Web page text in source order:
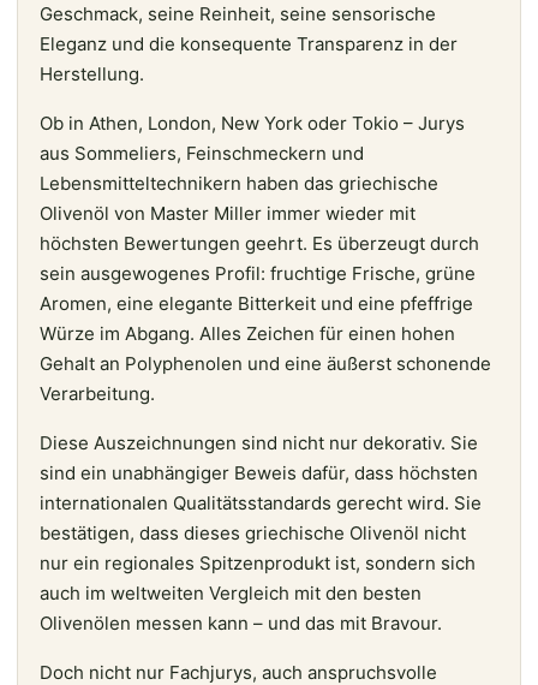
Geschmack, seine Reinheit, seine sensorische
Eleganz und die konsequente Transparenz in der
Herstellung.
Ob in Athen, London, New York oder Tokio – Jurys
aus Sommeliers, Feinschmeckern und
Lebensmitteltechnikern haben das griechische
Olivenöl von Master Miller immer wieder mit
höchsten Bewertungen geehrt. Es überzeugt durch
sein ausgewogenes Profil: fruchtige Frische, grüne
Aromen, eine elegante Bitterkeit und eine pfeffrige
Würze im Abgang. Alles Zeichen für einen hohen
Gehalt an Polyphenolen und eine äußerst schonende
Verarbeitung.
Diese Auszeichnungen sind nicht nur dekorativ. Sie
sind ein unabhängiger Beweis dafür, dass höchsten
internationalen Qualitätsstandards gerecht wird. Sie
bestätigen, dass dieses griechische Olivenöl nicht
nur ein regionales Spitzenprodukt ist, sondern sich
auch im weltweiten Vergleich mit den besten
Olivenölen messen kann – und das mit Bravour.
Doch nicht nur Fachjurys, auch anspruchsvolle